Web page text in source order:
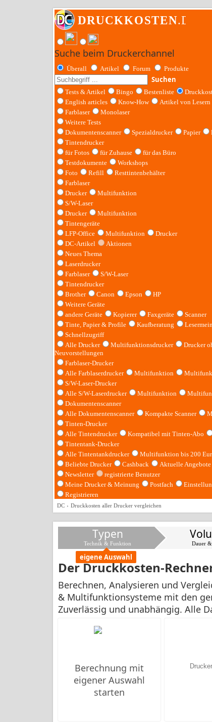
Suche beim Druckerchannel
Überall Artikel Forum Produkte
Suchen
Tests & Artikel Bingo Bestenliste
English articles
Know-How Artikel von Lesern
Farblaser
Monolaser
Weitere Tests
Dokumentenscanner
Spezialdrucker Papier
Tintendrucker
für Fotos
für Zuhause
für das Büro
Testdokumente
Workshops
Foto
Refill
Resttintenbehälter
Farblaser
Drucker
Multifunktion
S/W-Laser
Drucker
Multifunktion
Tintengeräte
LFP-Office
Multifunktion
Drucker
DC-Artikel
Aktionen
Neues Thema
Laserdrucker
Farblaser
S/W-Laser
Tintendrucker
Brother
Canon Epson
HP
Weitere Geräte
andere Geräte
Kopierer Faxgeräte
Scanner
Tinte, Papier & Profile
Kaufberatung
Schnellzugriff
Alle Drucker
Multifunktionsdrucker Drucker
Neuvorstellungen
Farblaser-Drucker
Alle Farblaserdrucker
Multifunktion
S/W-Laser-Drucker
Alle S/W-Laserdrucker
Multifunktion
Dokumentenscanner
Alle Dokumentenscanner
Kompakte Scanner
Tinten-Drucker
Alle Tintendrucker
Kompatibel mit Tinten-Abo
Tintentank-Drucker
Alle Tintentankdrucker
Multifunktion bis 200
Beliebte Drucker
Cashback Aktuelle Angebote
Newsletter
registrierte Benutzer
Meine Drucker & Meinung
Postfach
Registrieren
DC Druckkosten aller Drucker vergleichen
Typen
Technik & Funktion
eigene Auswahl
Dauer
Der Druckkosten-
Berechnen, Analysieren und
& Multifunktionsysteme mit den
Zuverlässig und unabhängig. Alle
Berechnung mit
eigener Auswahl
starten